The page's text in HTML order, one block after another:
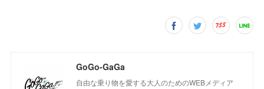
GoGo-GaGa
自由な乗り物を愛する大人のためのWEBメディア